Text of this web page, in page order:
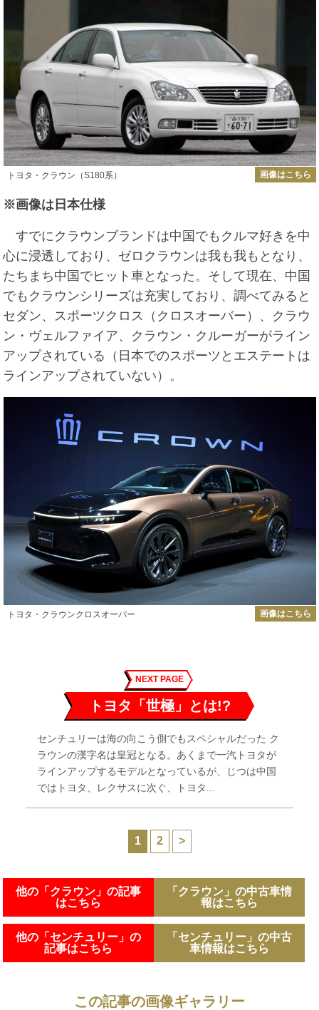
トヨタ・クラウン（S180系） 画像はこちら
※画像は日本仕様
すでにクラウンブランドは中国でもクルマ好きを中
心に浸透しており、ゼロクラウンは我も我もとなり、
たちまち中国でヒット車となった。そして現在、中国
でもクラウンシリーズは充実しており、調べてみると
セダン、スポーツクロス（クロスオーバー）、クラウ
ン・ヴェルファイア、クラウン・クルーガーがライン
アップされている（日本でのスポーツとエステートは
ラインアップされていない）。
トヨタ・クラウンクロスオーバー 画像はこちら
NEXT PAGE
トヨタ「世極」とは!?
センチュリーは海の向こう側でもスペシャルだった ク
ラウンの漢字名は皇冠となる。あくまで一汽トヨタが
ラインアップするモデルとなっているが、じつは中国
ではトヨタ、レクサスに次ぐ、トヨタ...
1 2 >
他の「クラウン」の記事
はこちら
他の「センチュリー」の
記事はこちら
「クラウン」の中古車情
報はこちら
「センチュリー」の中古
車情報はこちら
この記事の画像ギャラリー